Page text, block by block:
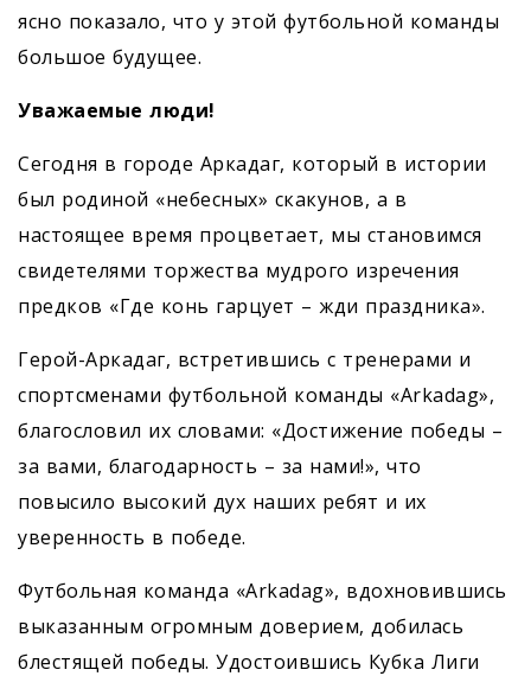
ясно показало, что у этой футбольной команды
большое будущее.
Уважаемые люди!
Сегодня в городе Аркадаг, который в истории
был родиной «небесных» скакунов, а в
настоящее время процветает, мы становимся
свидетелями торжества мудрого изречения
предков «Где конь гарцует – жди праздника».
Герой-Аркадаг, встретившись с тренерами и
спортсменами футбольной команды «Arkadag»,
благословил их словами: «Достижение ­победы –
за вами, благодарность – за нами!», что
повысило высокий дух наших ребят и их
уверенность в победе.
Футбольная команда «Arkadag», вдохновившись
выказанным огромным доверием, добилась
блестящей победы. Удостоившись Кубка Лиги